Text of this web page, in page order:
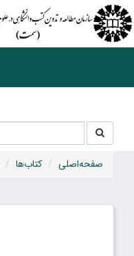
جستجو
در
سایت
صفحه‌اصلی کتاب‌ها